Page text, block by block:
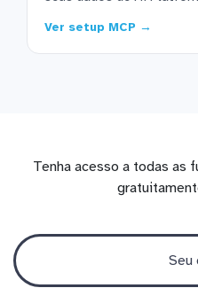
Ver setup MCP →
Tenha acesso a todas as